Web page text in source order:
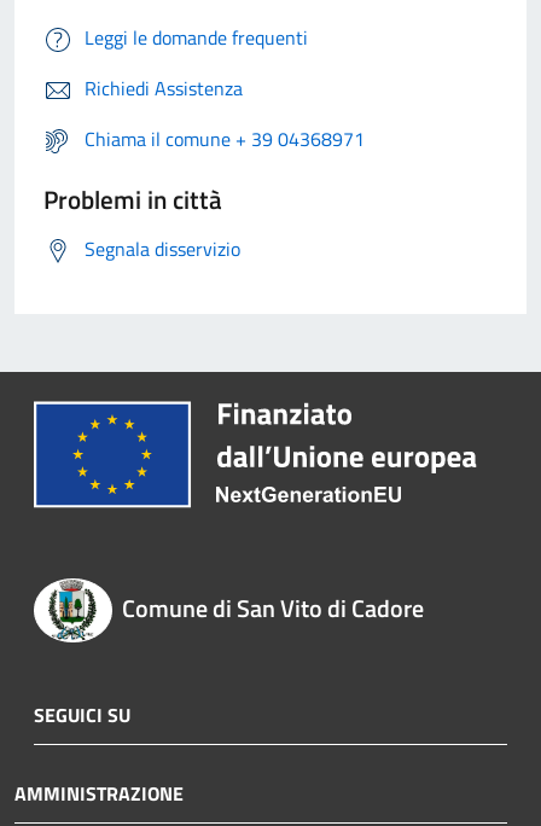
Leggi le domande frequenti
Richiedi Assistenza
Chiama il comune + 39 04368971
Problemi in città
Segnala disservizio
Comune di San Vito di Cadore
SEGUICI SU
AMMINISTRAZIONE